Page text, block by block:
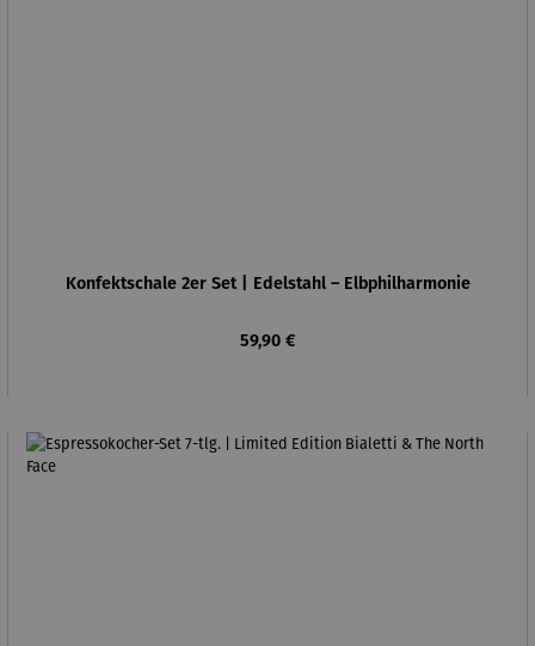
Konfektschale 2er Set | Edelstahl – Elbphilharmonie
Regulärer Preis:
59,90 €